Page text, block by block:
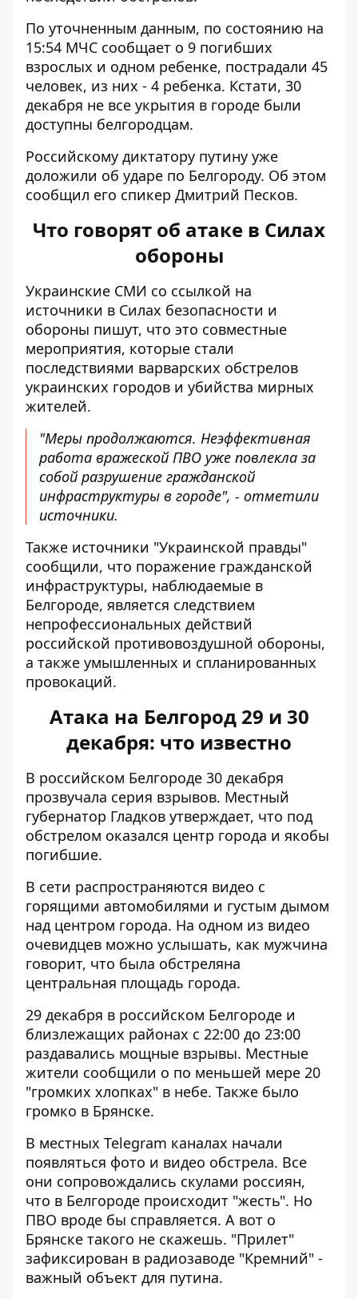
По уточненным данным, по состоянию на
15:54 МЧС сообщает о 9 погибших
взрослых и одном ребенке, пострадали 45
человек, из них - 4 ребенка. Кстати, 30
декабря не все укрытия в городе были
доступны белгородцам.
Российскому диктатору путину уже
доложили об ударе по Белгороду. Об этом
сообщил его спикер Дмитрий Песков.
Что говорят об атаке в Силах
обороны
Украинские СМИ со ссылкой на
источники в Силах безопасности и
обороны пишут, что это совместные
мероприятия, которые стали
последствиями варварских обстрелов
украинских городов и убийства мирных
жителей.
"Меры продолжаются. Неэффективная
работа вражеской ПВО уже повлекла за
собой разрушение гражданской
инфраструктуры в городе", - отметили
источники.
Также источники "Украинской правды"
сообщили, что поражение гражданской
инфраструктуры, наблюдаемые в
Белгороде, является следствием
непрофессиональных действий
российской противовоздушной обороны,
а также умышленных и спланированных
провокаций.
Атака на Белгород 29 и 30
декабря: что известно
В российском Белгороде 30 декабря
прозвучала серия взрывов. Местный
губернатор Гладков утверждает, что под
обстрелом оказался центр города и якобы
погибшие.
В сети распространяются видео с
горящими автомобилями и густым дымом
над центром города. На одном из видео
очевидцев можно услышать, как мужчина
говорит, что была обстреляна
центральная площадь города.
29 декабря в российском Белгороде и
близлежащих районах с 22:00 до 23:00
раздавались мощные взрывы. Местные
жители сообщили о по меньшей мере 20
"громких хлопках" в небе. Также было
громко в Брянске.
В местных Telegram каналах начали
появляться фото и видео обстрела. Все
они сопровождались скулами россиян,
что в Белгороде происходит "жесть". Но
ПВО вроде бы справляется. А вот о
Брянске такого не скажешь. "Прилет"
зафиксирован в радиозаводе "Кремний" -
важный объект для путина.